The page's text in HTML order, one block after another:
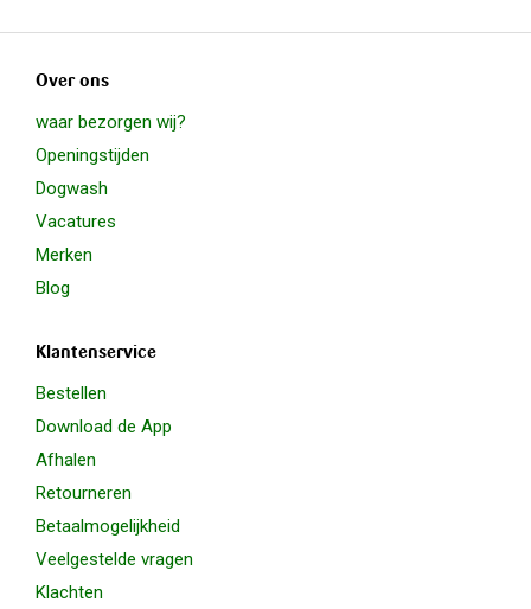
Over ons
waar bezorgen wij?
Openingstijden
Dogwash
Vacatures
Merken
Blog
Klantenservice
Bestellen
Download de App
Afhalen
Retourneren
Betaalmogelijkheid
Veelgestelde vragen
Klachten